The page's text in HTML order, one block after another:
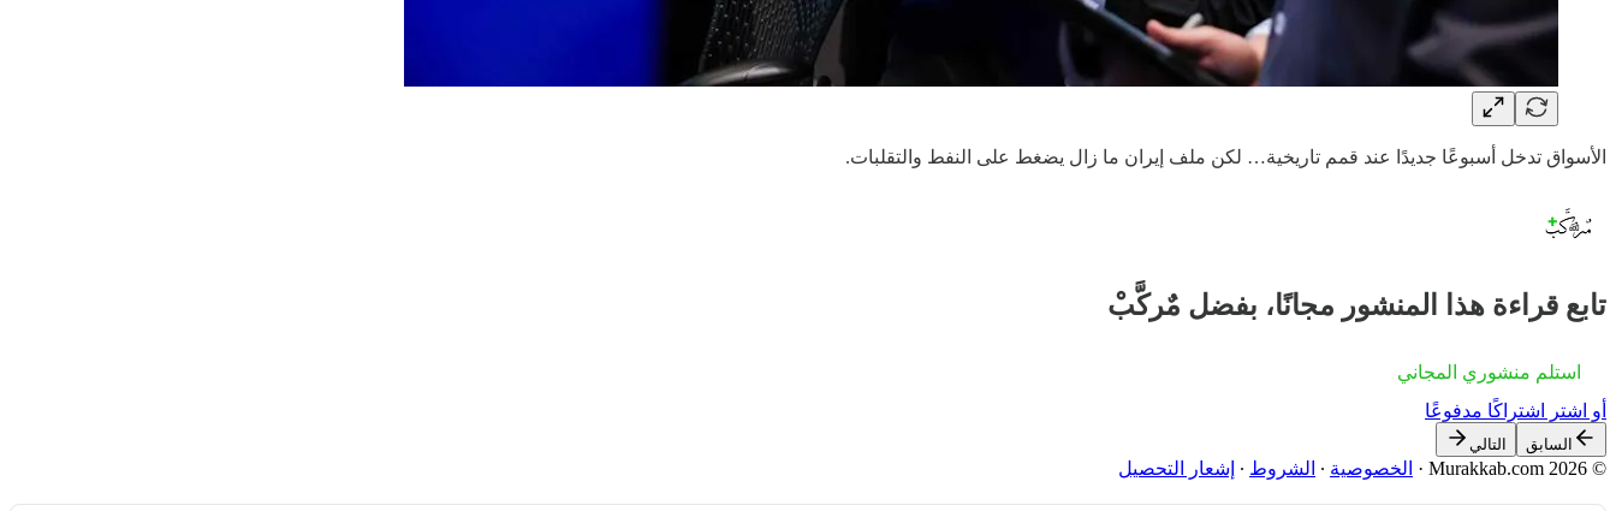
الأسواق تدخل أسبوعًا جديدًا عند قمم تاريخية… لكن ملف إيران ما زال يضغط على النفط والتقلبات.
تابع قراءة هذا المنشور مجانًا، بفضل مٌركَّبْ
استلم منشوري المجاني
أو اشترِ اشتراكًا مدفوعًا
السابق التالي
© 2026 Murakkab.com
· الخصوصية ∙ الشروط ∙ إشعار التحصيل